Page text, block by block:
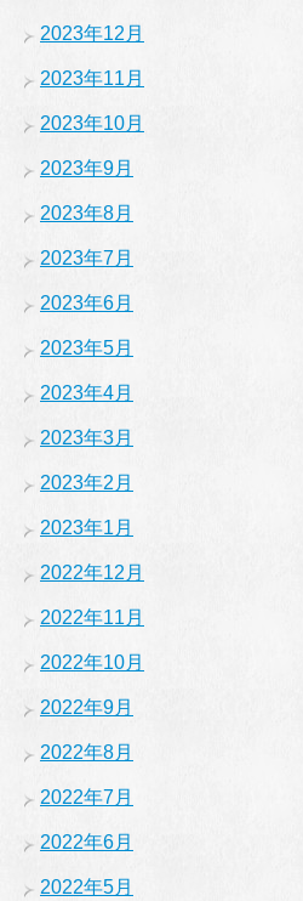
2023年12月
2023年11月
2023年10月
2023年9月
2023年8月
2023年7月
2023年6月
2023年5月
2023年4月
2023年3月
2023年2月
2023年1月
2022年12月
2022年11月
2022年10月
2022年9月
2022年8月
2022年7月
2022年6月
2022年5月